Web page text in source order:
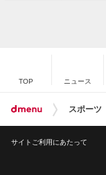
TOP ニュース
スポーツ
サイトご利用にあたって